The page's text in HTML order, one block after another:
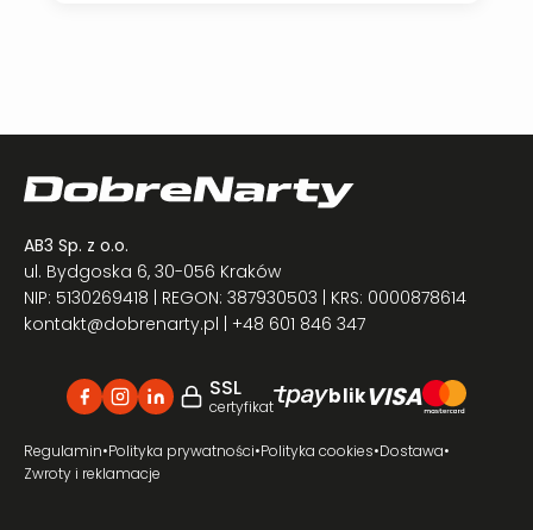
AB3 Sp. z o.o.
ul. Bydgoska 6, 30-056 Kraków
NIP: 5130269418 | REGON: 387930503 | KRS: 0000878614
kontakt@dobrenarty.pl | +48 601 846 347
SSL
certyfikat blikVISA
Regulamin•Polityka prywatności•Polityka cookies•Dostawa•
Zwroty i reklamacje